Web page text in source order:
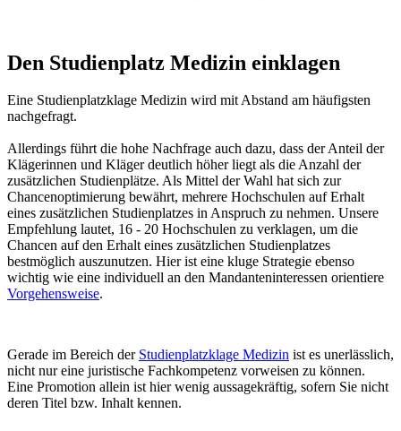
Den Studienplatz Medizin einklagen
Eine Studienplatzklage Medizin wird mit Abstand am häufigsten
nachgefragt.
Allerdings führt die hohe Nachfrage auch dazu, dass der Anteil der
Klägerinnen und Kläger deutlich höher liegt als die Anzahl der
zusätzlichen Studienplätze. Als Mittel der Wahl hat sich zur
Chancenoptimierung bewährt, mehrere Hochschulen auf Erhalt
eines zusätzlichen Studienplatzes in Anspruch zu nehmen. Unsere
Empfehlung lautet, 16 - 20 Hochschulen zu verklagen, um die
Chancen auf den Erhalt eines zusätzlichen Studienplatzes
bestmöglich auszunutzen. Hier ist eine kluge Strategie ebenso
wichtig wie eine individuell an den Mandanteninteressen orientiere
Vorgehensweise.
Gerade im Bereich der Studienplatzklage Medizin ist es unerlässlich,
nicht nur eine juristische Fachkompetenz vorweisen zu können.
Eine Promotion allein ist hier wenig aussagekräftig, sofern Sie nicht
deren Titel bzw. Inhalt kennen.